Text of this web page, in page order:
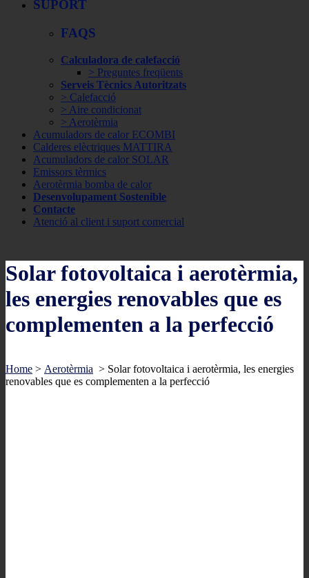
SUPORT
FAQS
Calculadora de calefacció
> Preguntes freqüents
Serveis Tècnics Autoritzats
> Calefacció
> Aire condicionat
> Aerotèrmia
Acumuladors de calor ECOMBI
Calderes elèctriques MATTIRA
Acumuladors de calor SOLAR
Emissors tèrmics
Aerotèrmia bomba de calor
Desenvolupament Sostenible
Contacte
Atenció al client i suport comercial
Solar fotovoltaica i aerotèrmia,
les energies renovables que es
complementen a la perfecció
Home > Aerotèrmia > Solar fotovoltaica i aerotèrmia, les energies
renovables que es complementen a la perfecció